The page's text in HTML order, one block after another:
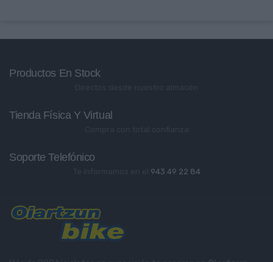
Productos En Stock
Tienda Física Y Virtual
Soporte Telefónico
943 49 22 84